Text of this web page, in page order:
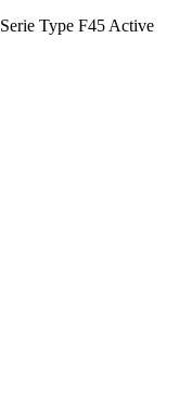
Type F45 Active